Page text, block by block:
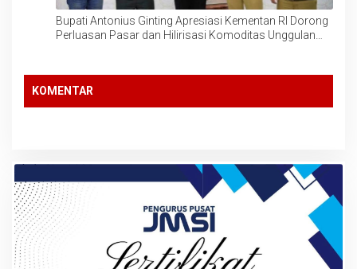
Bupati Antonius Ginting Apresiasi Kementan RI Dorong
Perluasan Pasar dan Hilirisasi Komoditas Unggulan
KOMENTAR